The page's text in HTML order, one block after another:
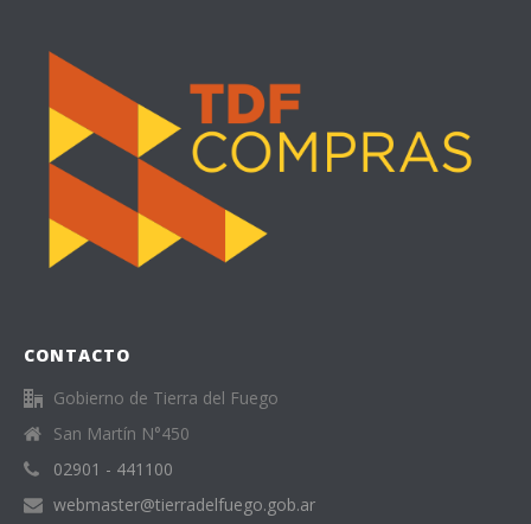
CONTACTO
Gobierno de Tierra del Fuego
San Martín N°450
02901 - 441100
webmaster@tierradelfuego.gob.ar